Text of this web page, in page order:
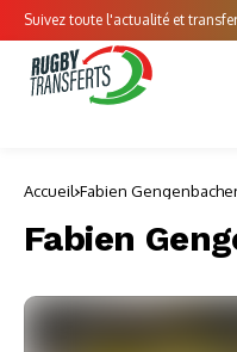
Suivez toute l'actualité et
Accueil Fabien
Fabien